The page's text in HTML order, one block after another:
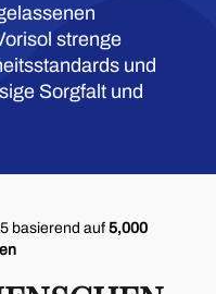
strenge
und
Sorgfalt und
basierend auf 5,000